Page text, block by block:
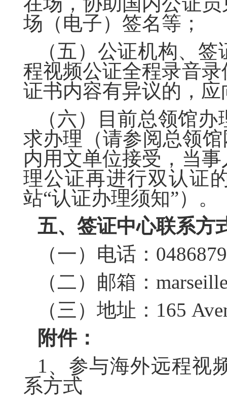
场（电子）签名等；
（五）公证机构、
程视频公证全程录音
证书内容有异议的，
（六）目前总领馆办
求办理（请参阅总领馆
内用文单位接受，当
理公证再进行双认证
站“认证办理须知”）。
五、签证中心联系方
（一）电话：
（二）邮箱：
（三）地址： 165
附件：
1、参与海外远程视
系方式